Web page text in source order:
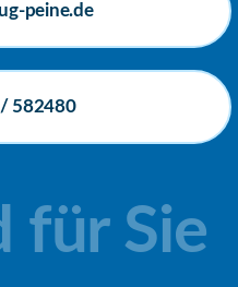
peine.de
582480
für Sie